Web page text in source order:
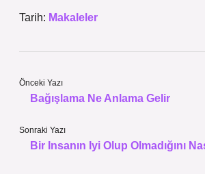
Tarih: Makaleler
Önceki Yazı
Bağışlama Ne Anlama Gelir
Sonraki Yazı
Bir Insanın Iyi Olup Olmadığını